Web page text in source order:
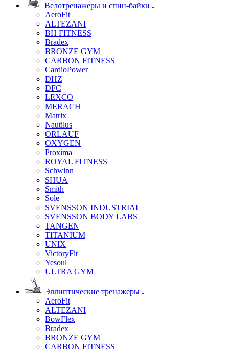
Велотренажеры и спин-байки
AeroFit
ALTEZANI
BH FITNESS
Bradex
BRONZE GYM
CARBON FITNESS
CardioPower
DHZ
DFC
LEXCO
MERACH
Matrix
Nautilus
ORLAUF
OXYGEN
Proxima
ROYAL FITNESS
Schwinn
SHUA
Smith
Sole
SVENSSON INDUSTRIAL
SVENSSON BODY LABS
TANGEN
TITANIUM
UNIX
VictoryFit
Yesoul
ULTRA GYM
Эллиптические тренажеры
AeroFit
ALTEZANI
BowFlex
Bradex
BRONZE GYM
CARBON FITNESS